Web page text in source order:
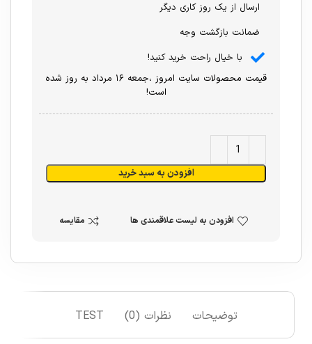
ارسال از یک روز کاری دیگر
ضمانت بازگشت وجه
با خیال راحت خرید کنید!
قیمت محصولات سایت امروز ،جمعه ۱۶ مرداد به روز شده
است!
افزودن به سبد خرید
افزودن به لیست علاقمندی ها مقایسه
توضیحات نظرات (0) TEST